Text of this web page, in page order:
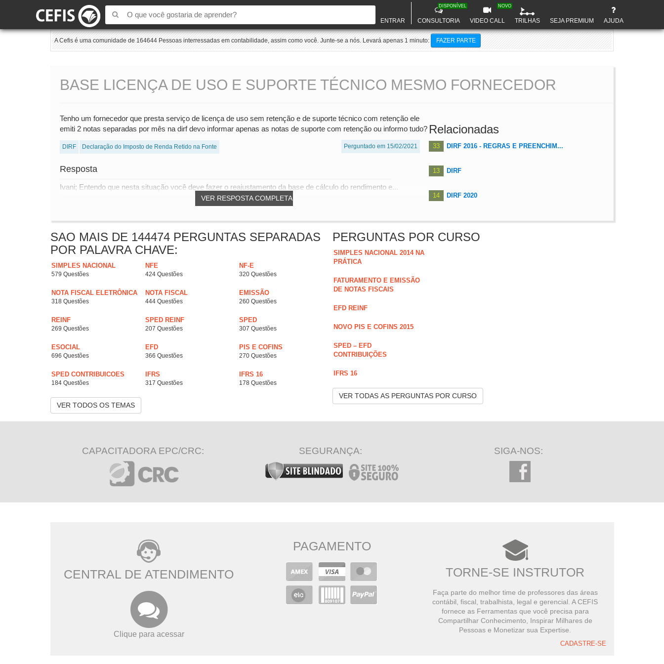
ENTRAR CONSULTORIA
DISPONÍVEL
VIDEO CALL
NOVO
TRILHAS SEJA PREMIUM AJUDA
A Cefis é uma comunidade de 164644 Pessoas interressadas em contabilidade, assim como você. Junte-se a nós. Levará apenas 1 minuto: FAZER PARTE
BASE LICENÇA DE USO E SUPORTE TÉCNICO MESMO FORNECEDOR
Tenho um fornecedor que presta serviço de licença de uso sem retenção e de suporte técnico com retenção ele
emiti 2 notas separadas por mês na dirf devo informar apenas as notas de suporte com retenção ou informo tudo?
DIRF Declaração do Imposto de Renda Retido na Fonte Perguntado em 15/02/2021
Resposta
VER RESPOSTA COMPLETA
Ivani; Entendo que nesta situação você deve fazer o reajustamento da base de cálculo do rendimento e...
Relacionadas
33 DIRF 2016 - REGRAS E PREENCHIM...
13 DIRF
14 DIRF 2020
SAO MAIS DE 144474 PERGUNTAS SEPARADAS
POR PALAVRA CHAVE:
SIMPLES NACIONAL
579 Questões
NFE
424 Questões
NF-E
320 Questões
NOTA FISCAL ELETRÔNICA
318 Questões
NOTA FISCAL
444 Questões
EMISSÃO
260 Questões
REINF
269 Questões
SPED REINF
207 Questões
SPED
307 Questões
ESOCIAL
696 Questões
EFD
366 Questões
PIS E COFINS
270 Questões
SPED CONTRIBUICOES
184 Questões
IFRS
317 Questões
IFRS 16
178 Questões
VER TODOS OS TEMAS
PERGUNTAS POR CURSO
SIMPLES NACIONAL 2014 NA
PRÁTICA
FATURAMENTO E EMISSÃO
DE NOTAS FISCAIS
EFD REINF
NOVO PIS E COFINS 2015
SPED – EFD
CONTRIBUIÇÕES
IFRS 16
VER TODAS AS PERGUNTAS POR CURSO
CAPACITADORA EPC/CRC: SEGURANÇA: SIGA-NOS:
CENTRAL DE ATENDIMENTO
Clique para acessar
PAGAMENTO
TORNE-SE INSTRUTOR
Faça parte do melhor time de professores das áreas
contábil, fiscal, trabalhista, legal e gerencial. A CEFIS
fornece as Ferramentas que você precisa para
Compartilhar Conhecimento, Inspirar Milhares de
Pessoas e Monetizar sua Expertise.
CADASTRE-SE